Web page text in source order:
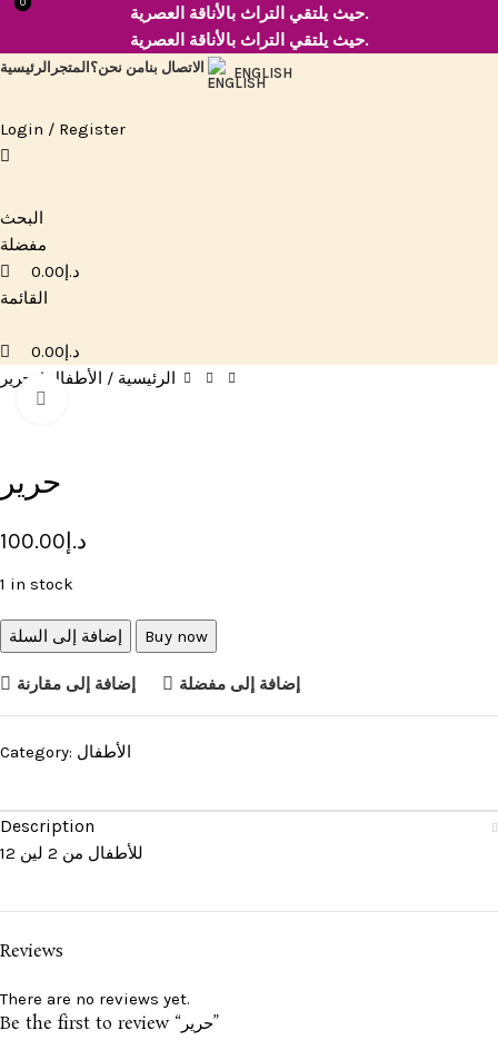
حيث يلتقي التراث بالأناقة العصرية.
حيث يلتقي التراث بالأناقة العصرية.
الرئيسية المتجر من نحن؟الاتصال بنا ENGLISH
Login / Register
البحث
مفضلة
0
د.إ0.00
القائمة
0
د.إ0.00
الرئيسية
الأطفال حرير
حرير
د.إ 100.00
1 in stock
إضافة إلى السلة Buy now
إضافة إلى مقارنة إضافة إلى مفضلة
Category: الأطفال
Description
للأطفال من 2 لين 12
Reviews
There are no reviews yet.
Be the first to review “حرير”